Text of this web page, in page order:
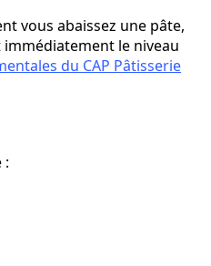
vous abaissez une pâte,
le niveau
du CAP Pâtisserie
: